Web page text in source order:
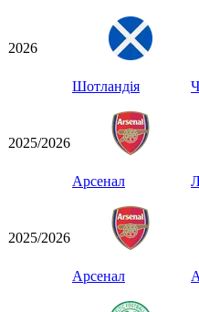
2026
Шотландія
2025/2026
Арсенал
2025/2026
Арсенал